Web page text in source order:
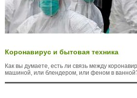
Коронавирус и бытовая техника
Как вы думаете, есть ли связь между
машиной, или блендером, или феном в